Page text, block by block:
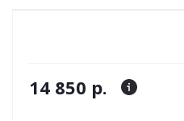
14 850 р.